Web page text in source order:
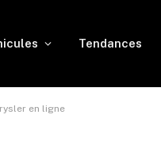
Tendances
en ligne